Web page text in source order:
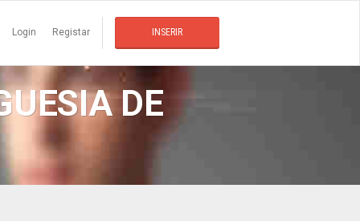
Login Registar INSERIR
DE